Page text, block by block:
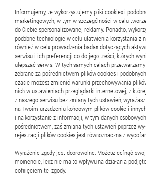
Informujemy, że wykorzystujemy pliki cookies i
marketingowych, w tym w szczególności w celu
do Ciebie spersonalizowanej reklamy. Ponadto,
podobne technologie w celu ułatwienia korzystania z
również w celu prowadzenia badań dotyczących
serwisu i ich preferencji co do jego treści, których
ulepszać serwis. W tych samych celach
zebrane za pośrednictwem plików cookies i
czasie możesz zmienić warunki przechowywania
nich w ustawieniach przeglądarki internetowej, z
z naszego serwisu bez zmiany tych ustawień,
na Twoim urządzeniu końcowym plików cookie i
i na korzystanie z informacji, w tym danych
pośrednictwem, zaś zmiana tych ustawień poprzez
rejestracji plików cookies jest równoznaczna z
Wyrażenie zgody jest dobrowolne. Możesz cofnąć
momencie, lecz nie ma to wpływu na działania
cofnięciem tej zgody.
01.06.2026
Raport bieżący nr 24/2026
Zakończenie programu
1 2 3 4
Raport okresowy